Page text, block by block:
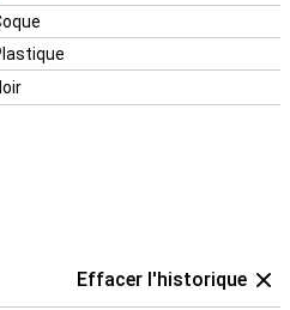
Effacer l'historique